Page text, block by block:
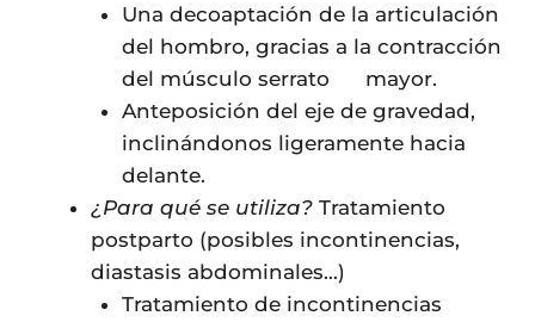
Una decoaptación de la articulación
del hombro, gracias a la contracción
del músculo serrato mayor.
Anteposición del eje de gravedad,
inclinándonos ligeramente hacia
delante.
¿Para qué se utiliza? Tratamiento
postparto (posibles incontinencias,
diastasis abdominales…)
Tratamiento de incontinencias